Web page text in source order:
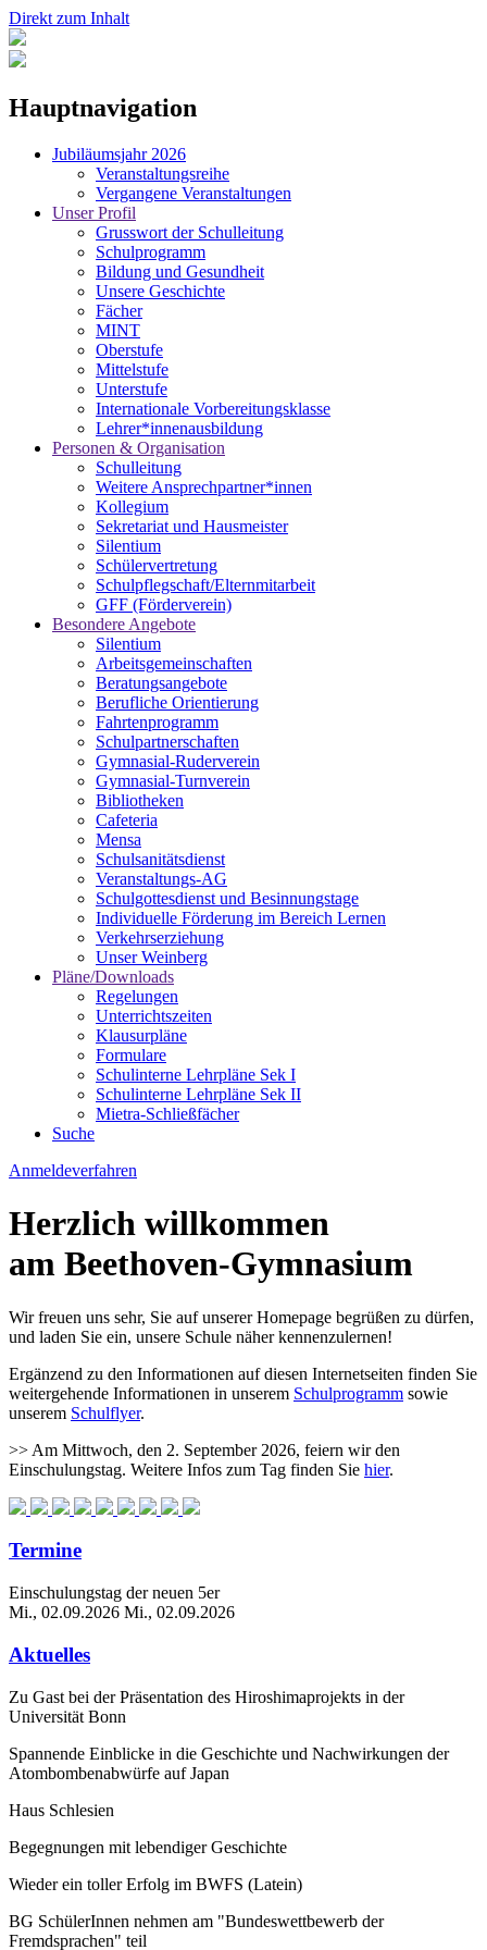
Direkt zum Inhalt
Hauptnavigation
Jubiläumsjahr 2026
Veranstaltungsreihe
Vergangene Veranstaltungen
Unser Profil
Grusswort der Schulleitung
Schulprogramm
Bildung und Gesundheit
Unsere Geschichte
Fächer
MINT
Oberstufe
Mittelstufe
Unterstufe
Internationale Vorbereitungsklasse
Lehrer*innenausbildung
Personen & Organisation
Schulleitung
Weitere Ansprechpartner*innen
Kollegium
Sekretariat und Hausmeister
Silentium
Schülervertretung
Schulpflegschaft/Elternmitarbeit
GFF (Förderverein)
Besondere Angebote
Silentium
Arbeitsgemeinschaften
Beratungsangebote
Berufliche Orientierung
Fahrtenprogramm
Schulpartnerschaften
Gymnasial-Ruderverein
Gymnasial-Turnverein
Bibliotheken
Cafeteria
Mensa
Schulsanitätsdienst
Veranstaltungs-AG
Schulgottesdienst und Besinnungstage
Individuelle Förderung im Bereich Lernen
Verkehrserziehung
Unser Weinberg
Pläne/Downloads
Regelungen
Unterrichtszeiten
Klausurpläne
Formulare
Schulinterne Lehrpläne Sek I
Schulinterne Lehrpläne Sek II
Mietra-Schließfächer
Suche
Anmeldeverfahren
Herzlich willkommen
am Beethoven-Gymnasium
Wir freuen uns sehr, Sie auf unserer Homepage begrüßen zu dürfen,
und laden Sie ein, unsere Schule näher kennenzulernen!
Ergänzend zu den Informationen auf diesen Internetseiten finden Sie
weitergehende Informationen in unserem Schulprogramm sowie
unserem Schulflyer.
>> Am Mittwoch, den 2. September 2026, feiern wir den
Einschulungstag. Weitere Infos zum Tag finden Sie hier.
Termine
Einschulungstag der neuen 5er
Mi., 02.09.2026 Mi., 02.09.2026
Aktuelles
Zu Gast bei der Präsentation des Hiroshimaprojekts in der
Universität Bonn
Spannende Einblicke in die Geschichte und Nachwirkungen der
Atombombenabwürfe auf Japan
Haus Schlesien
Begegnungen mit lebendiger Geschichte
Wieder ein toller Erfolg im BWFS (Latein)
BG SchülerInnen nehmen am "Bundeswettbewerb der
Fremdsprachen" teil